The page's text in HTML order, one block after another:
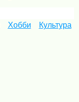
Хобби Культура